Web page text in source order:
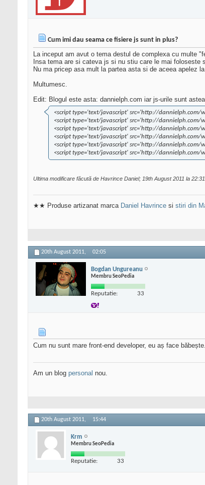
Cum imi dau seama ce fisiere js sunt in plus?
La inceput am avut o tema destul de complexa cu multe
Insa tema are si cateva js si nu stiu care le mai foloseste
Nu ma pricep asa mult la partea asta si de aceea apelez
Multumesc.
Edit: Blogul este asta: dannielph.com iar js-urile sunt
<script type='text/javascript' src='http://dannielph.com/
<script type='text/javascript' src='http://dannielph.com/
<script type='text/javascript' src='http://dannielph.com/
<script type='text/javascript' src='http://dannielph.com/
<script type='text/javascript' src='http://dannielph.com/
<script type='text/javascript' src='http://dannielph.com/
Ultima modificare făcută de Havrince Daniel; 19th August 2011 la 22:31
★★ Produse artizanat marca Daniel Havrince si stiri din
20th August 2011, 02:05
Bogdan Ungureanu
Membru SeoPedia
Reputatie: 33
Cum nu sunt mare front-end developer, eu aș face
Am un blog personal nou.
20th August 2011, 15:44
Krm
Membru SeoPedia
Reputatie: 33